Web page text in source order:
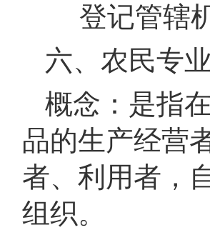
登记管辖
六、农民专
概念： 是指
品的生产经营
者、利用者，
组织。